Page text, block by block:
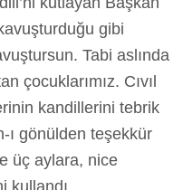
gibi
Tabi aslında
çocuklarımız. Cıvıl
kandillerini tebrik
ı gönülden teşekkür
üç aylara, nice
kullandı.